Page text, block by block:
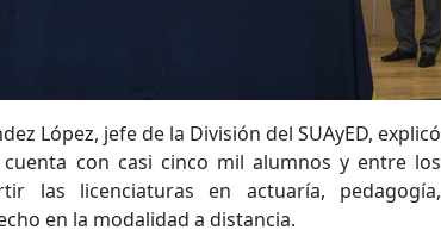
López, jefe de la División del SUAyED, explicó
con casi cinco mil alumnos y entre los
las licenciaturas en actuaría, pedagogía,
en la modalidad a distancia.